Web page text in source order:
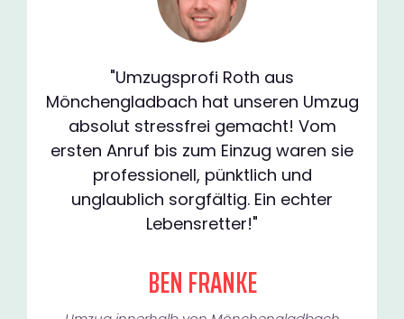
"Umzugsprofi Roth aus
Mönchengladbach hat unseren Umzug
absolut stressfrei gemacht! Vom
ersten Anruf bis zum Einzug waren sie
professionell, pünktlich und
unglaublich sorgfältig. Ein echter
Lebensretter!"
BEN FRANKE